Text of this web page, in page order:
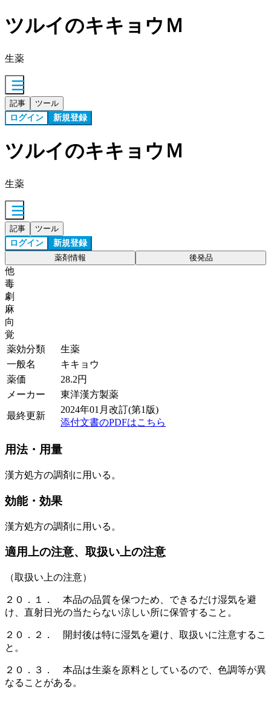
ツルイのキキョウＭ
生薬
記事 ツール
ログイン 新規登録
ツルイのキキョウＭ
生薬
記事 ツール
ログイン 新規登録
薬剤情報 後発品
他
毒
劇
麻
向
覚
薬効分類
生薬
一般名
キキョウ
薬価
28.2円
メーカー
東洋漢方製薬
最終更新
2024年01月改訂(第1版)
添付文書のPDFはこちら
用法・用量
漢方処方の調剤に用いる。
効能・効果
漢方処方の調剤に用いる。
適用上の注意、取扱い上の注意
（取扱い上の注意）
２０．１． 本品の品質を保つため、できるだけ湿気を避
け、直射日光の当たらない涼しい所に保管すること。
２０．２． 開封後は特に湿気を避け、取扱いに注意するこ
と。
２０．３． 本品は生薬を原料としているので、色調等が異
なることがある。